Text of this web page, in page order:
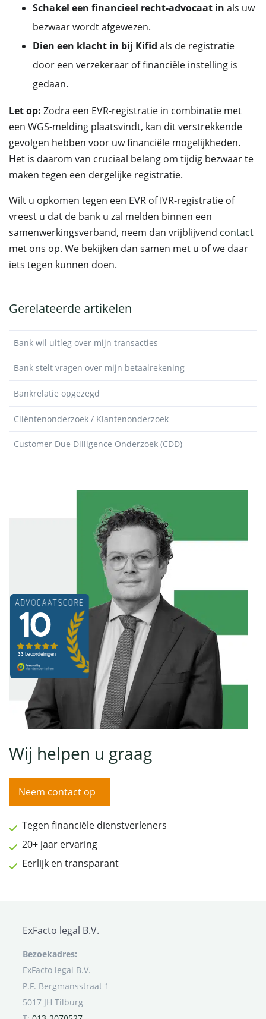
Schakel een financieel recht-advocaat in als uw
bezwaar wordt afgewezen.
Dien een klacht in bij Kifid als de registratie
door een verzekeraar of financiële instelling is
gedaan.
Let op: Zodra een EVR-registratie in combinatie met
een WGS-melding plaatsvindt, kan dit verstrekkende
gevolgen hebben voor uw financiële mogelijkheden.
Het is daarom van cruciaal belang om tijdig bezwaar te
maken tegen een dergelijke registratie.
Wilt u opkomen tegen een EVR of IVR-registratie of
vreest u dat de bank u zal melden binnen een
samenwerkingsverband, neem dan vrijblijvend contact
met ons op. We bekijken dan samen met u of we daar
iets tegen kunnen doen.
Gerelateerde artikelen
Bank wil uitleg over mijn transacties
Bank stelt vragen over mijn betaalrekening
Bankrelatie opgezegd
Cliëntenonderzoek / Klantenonderzoek
Customer Due Dilligence Onderzoek (CDD)
Wij helpen u graag
Neem contact op
Tegen financiële dienstverleners
20+ jaar ervaring
Eerlijk en transparant
ExFacto legal B.V.
Bezoekadres:
ExFacto legal B.V.
P.F. Bergmansstraat 1
5017 JH Tilburg